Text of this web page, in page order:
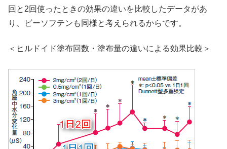
回と2回使ったときの効果の違いを比較したデータがあ
り、ビーソフテンも同様と考えられるからです。
＜ヒルドイド塗布回数・塗布量の違いによる効果比較＞